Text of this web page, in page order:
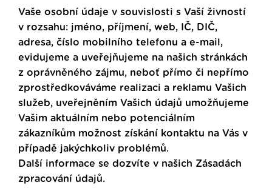
Vaše osobní údaje v souvislosti s Vaší živností
v rozsahu: jméno, příjmení, web, IČ, DIČ,
adresa, číslo mobilního telefonu a e-mail,
evidujeme a uveřejňujeme na našich stránkách
z oprávněného zájmu, neboť přímo či nepřímo
zprostředkováváme realizaci a reklamu Vašich
služeb, uveřejněním Vašich údajů umožňujeme
Vašim aktuálním nebo potenciálním
zákazníkům možnost získání kontaktu na Vás v
případě jakýchkoliv problémů.
Další informace se dozvíte v našich Zásadách
zpracování údajů.